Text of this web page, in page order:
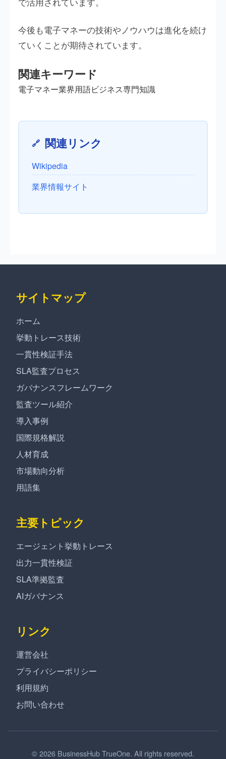
今後も電子マネーの技術やノウハウは進化を続け
ていくことが期待されています。
関連キーワード
電子マネー業界用語ビジネス専門知識
関連リンク
Wikipedia
業界情報サイト
サイトマップ
ホーム
挙動トレース技術
一貫性検証手法
SLA監査プロセス
ガバナンスフレームワーク
監査ツール紹介
導入事例
国際規格解説
人材育成
市場動向分析
用語集
主要トピック
エージェント挙動トレース
出力一貫性検証
SLA準拠監査
AIガバナンス
リンク
運営会社
プライバシーポリシー
利用規約
お問い合わせ
© 2026 BusinessHub TrueOne. All rights reserved.